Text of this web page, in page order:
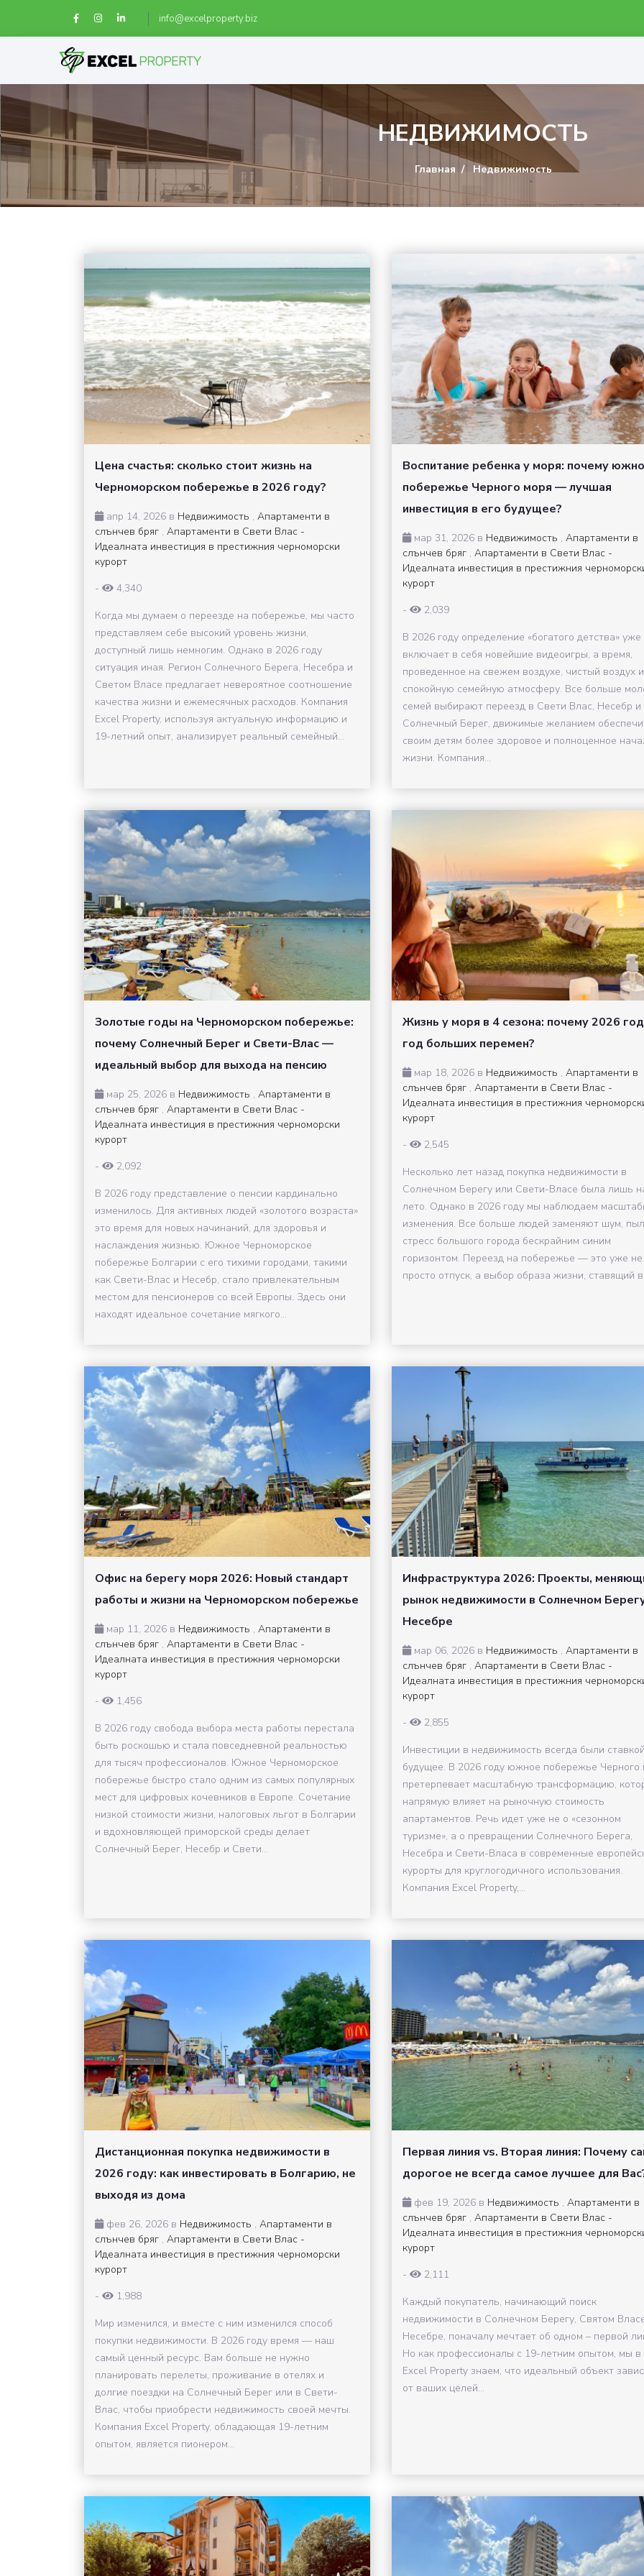
info@excelproperty.biz
НЕДВИЖИМОСТЬ
Главная Недвижимость
Цена счастья: сколько стоит жизнь на
Черноморском побережье в 2026 году?
апр 14, 2026 в Недвижимость , Апартаменти в
слънчев бряг , Апартаменти в Свети Влас -
Идеалната инвестиция в престижния черноморски
курорт
-
4,340
Когда мы думаем о переезде на побережье, мы часто
представляем себе высокий уровень жизни,
доступный лишь немногим. Однако в 2026 году
ситуация иная. Регион Солнечного Берега, Несебра и
Светом Власе предлагает невероятное соотношение
качества жизни и ежемесячных расходов. Компания
Excel Property, используя актуальную информацию и
19-летний опыт, анализирует реальный семейный...
Воспитание ребенка у моря: почему
побережье Черного моря — лучшая
инвестиция в его будущее?
мар 31, 2026 в Недвижимость , Апартаменти в
слънчев бряг, Апартаменти в Свети Влас -
Идеалната инвестиция в престижния
курорт
-
2,039
В 2026 году определение «богатого детства» уже
включает в себя новейшие видеоигры, а время,
проведенное на свежем воздухе, чистый воздух и
спокойную семейную атмосферу. Все больше
семей выбирают переезд в Свети Влас, Несебр и
Солнечный Берег, движимые желанием
своим детям более здоровое и полноценное
жизни. Компания...
Золотые годы на Черноморском побережье:
почему Солнечный Берег и Свети-Влас —
идеальный выбор для выхода на пенсию
мар 25, 2026 в Недвижимость , Апартаменти в
слънчев бряг , Апартаменти в Свети Влас -
Идеалната инвестиция в престижния черноморски
курорт
-
2,092
В 2026 году представление о пенсии кардинально
изменилось. Для активных людей «золотого возраста»
это время для новых начинаний, для здоровья и
наслаждения жизнью. Южное Черноморское
побережье Болгарии с его тихими городами, такими
как Свети-Влас и Несебр, стало привлекательным
местом для пенсионеров со всей Европы. Здесь они
находят идеальное сочетание мягкого...
Жизнь у моря в 4 сезона: почему 2026
год больших перемен?
мар 18, 2026 в Недвижимость , Апартаменти в
слънчев бряг, Апартаменти в Свети Влас -
Идеалната инвестиция в престижния
курорт
-
2,545
Несколько лет назад покупка недвижимости в
Солнечном Берегу или Свети-Власе была лишь
лето. Однако в 2026 году мы наблюдаем
изменения. Все больше людей заменяют шум,
стресс большого города бескрайним синим
горизонтом. Переезд на побережье — это уже не
просто отпуск, а выбор образа жизни, ставящий
Офис на берегу моря 2026: Новый стандарт
работы и жизни на Черноморском побережье
мар 11, 2026 в Недвижимость , Апартаменти в
слънчев бряг , Апартаменти в Свети Влас -
Идеалната инвестиция в престижния черноморски
курорт
-
1,456
В 2026 году свобода выбора места работы перестала
быть роскошью и стала повседневной реальностью
для тысяч профессионалов. Южное Черноморское
побережье быстро стало одним из самых популярных
мест для цифровых кочевников в Европе. Сочетание
низкой стоимости жизни, налоговых льгот в Болгарии
и вдохновляющей приморской среды делает
Солнечный Берег, Несебр и Свети...
Инфраструктура 2026: Проекты,
рынок недвижимости в Солнечном
Несебре
мар 06, 2026 в Недвижимость , Апартаменти в
слънчев бряг, Апартаменти в Свети Влас -
Идеалната инвестиция в престижния
курорт
-
2,855
Инвестиции в недвижимость всегда были
будущее. В 2026 году южное побережье Черного
претерпевает масштабную трансформацию,
напрямую влияет на рыночную стоимость
апартаментов. Речь идет уже не о «сезонном
туризме», а о превращении Солнечного Берега,
Несебра и Свети-Власа в современные
курорты для круглогодичного использования.
Компания Excel Property,...
Дистанционная покупка недвижимости в
2026 году: как инвестировать в Болгарию, не
выходя из дома
фев 26, 2026 в Недвижимость , Апартаменти в
слънчев бряг , Апартаменти в Свети Влас -
Идеалната инвестиция в престижния черноморски
курорт
-
1,988
Мир изменился, и вместе с ним изменился способ
покупки недвижимости. В 2026 году время — наш
самый ценный ресурс. Вам больше не нужно
планировать перелеты, проживание в отелях и
долгие поездки на Солнечный Берег или в Свети-
Влас, чтобы приобрести недвижимость своей мечты.
Компания Excel Property, обладающая 19-летним
опытом, является пионером...
Первая линия vs. Вторая линия: Почему
дорогое не всегда самое лучшее для
фев 19, 2026 в Недвижимость , Апартаменти в
слънчев бряг, Апартаменти в Свети Влас -
Идеалната инвестиция в престижния
курорт
-
2,111
Каждый покупатель, начинающий поиск
недвижимости в Солнечном Берегу, Святом
Несебре, поначалу мечтает об одном – первой
Но как профессионалы с 19-летним опытом, мы в
Excel Property знаем, что идеальный объект
от ваших целей...